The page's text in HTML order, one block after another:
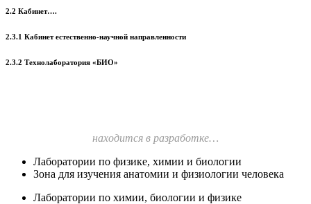
2.2 Кабинет….
2.3.1 Кабинет естественно-научной направленности
2.3.2 Технолаборатория «БИО»
находится в разработке…
Лаборатории по физике, химии и биологии
Зона для изучения анатомии и физиологии человека
Лаборатории по химии, биологии и физике